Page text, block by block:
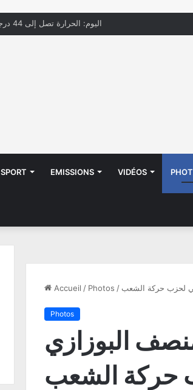
اليوم: الحرارة تصل إلى 44 درجة مع ظهور الشهيلي
SPORT EMISSIONS VIDÉOS
Accueil / Photos / لحزب حركة الشعب
Photos
البوزازي
حركة الشعب